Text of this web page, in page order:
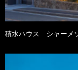
積水ハウス シャーメ